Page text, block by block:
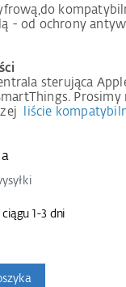
- od ochrony
sterująca
liście
1-3 dni